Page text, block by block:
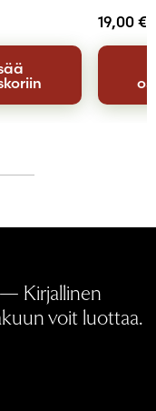
19,00 €
Kirjallinen
voit luottaa.